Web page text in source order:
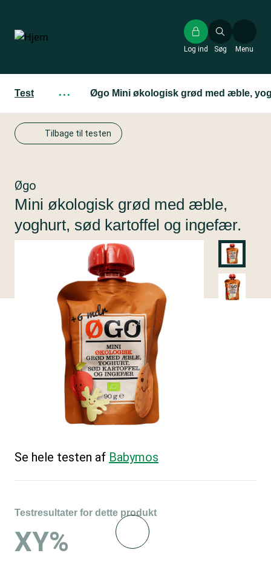
hovedindhold
Søg
Log ind Menu
Test ··· Øgo Mini økologisk grød med æble,
Tilbage til testen
Øgo
Mini økologisk grød med æble,
yoghurt, sød kartoffel og ingefær.
Se hele testen af Babymos
Testresultater for dette produkt
XY%